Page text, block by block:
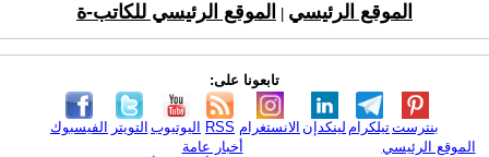
الموقع الرئيسي الموقع الرئيسي للكاتب-ة
تابعونا على:
الفيسبوك التويتر اليوتيوب RSS الانستغرام لينكدإن تيلكرامبنترست
الموقع الرئيسي
أخبار عامة